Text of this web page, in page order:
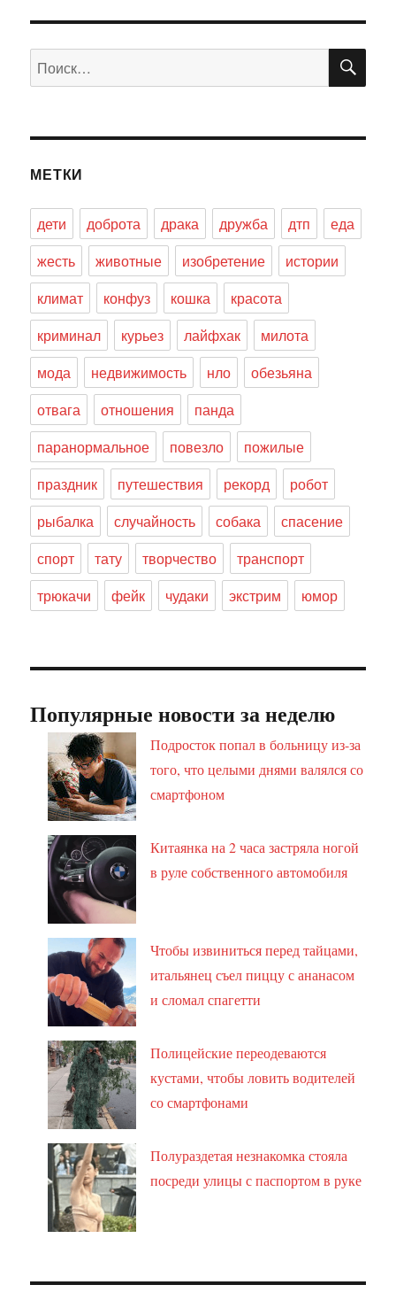
Искать:
МЕТКИ
дети доброта драка дружба дтп
еда
жесть
животные изобретение
истории
климат
конфуз кошка
красота
криминал
курьез лайфхак
милота
мода
недвижимость нло
обезьяна
отвага
отношения
панда
паранормальное
повезло
пожилые
праздник
путешествия рекорд
робот
рыбалка
случайность собака
спасение
спорт
тату творчество
транспорт
трюкачи
фейк чудаки экстрим юмор
Популярные новости за неделю
Подросток попал в больницу из-за
того, что целыми днями валялся со
смартфоном
Китаянка на 2 часа застряла ногой
в руле собственного автомобиля
Чтобы извиниться перед тайцами,
итальянец съел пиццу с ананасом
и сломал спагетти
Полицейские переодеваются
кустами, чтобы ловить водителей
со смартфонами
Полураздетая незнакомка стояла
посреди улицы с паспортом в руке